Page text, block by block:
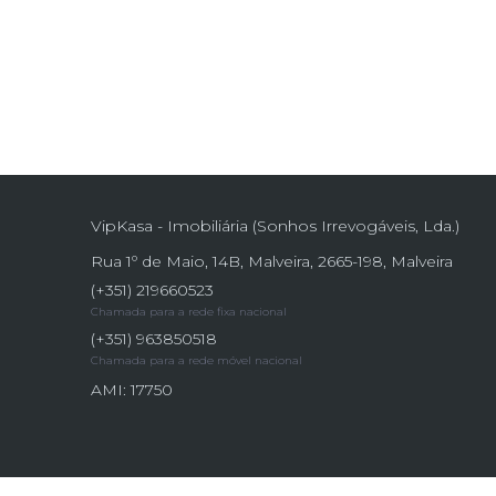
VipKasa - Imobiliária (Sonhos Irrevogáveis, Lda.)
Rua 1º de Maio, 14B, Malveira, 2665-198, Malveira
(+351) 219660523
Chamada para a rede fixa nacional
(+351) 963850518
Chamada para a rede móvel nacional
AMI: 17750